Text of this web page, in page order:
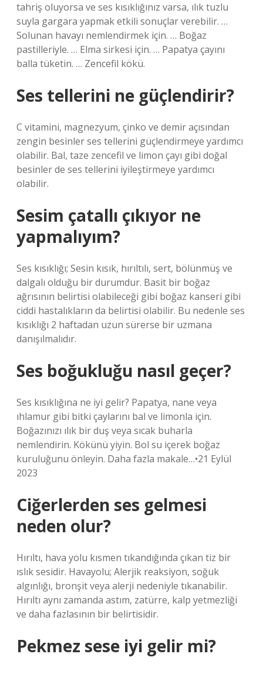
tahriş oluyorsa ve ses kısıklığınız varsa, ılık tuzlu
suyla gargara yapmak etkili sonuçlar verebilir. …
Solunan havayı nemlendirmek için. … Boğaz
pastilleriyle. … Elma sirkesi için. … Papatya çayını
balla tüketin. … Zencefil kökü.
Ses tellerini ne güçlendirir?
C vitamini, magnezyum, çinko ve demir açısından
zengin besinler ses tellerini güçlendirmeye yardımcı
olabilir. Bal, taze zencefil ve limon çayı gibi doğal
besinler de ses tellerini iyileştirmeye yardımcı
olabilir.
Sesim çatallı çıkıyor ne
yapmalıyım?
Ses kısıklığı; Sesin kısık, hırıltılı, sert, bölünmüş ve
dalgalı olduğu bir durumdur. Basit bir boğaz
ağrısının belirtisi olabileceği gibi boğaz kanseri gibi
ciddi hastalıkların da belirtisi olabilir. Bu nedenle ses
kısıklığı 2 haftadan uzun sürerse bir uzmana
danışılmalıdır.
Ses boğukluğu nasıl geçer?
Ses kısıklığına ne iyi gelir? Papatya, nane veya
ıhlamur gibi bitki çaylarını bal ve limonla için.
Boğazınızı ılık bir duş veya sıcak buharla
nemlendirin. Kökünü yiyin. Bol su içerek boğaz
kuruluğunu önleyin. Daha fazla makale…•21 Eylül
2023
Ciğerlerden ses gelmesi
neden olur?
Hırıltı, hava yolu kısmen tıkandığında çıkan tiz bir
ıslık sesidir. Havayolu; Alerjik reaksiyon, soğuk
algınlığı, bronşit veya alerji nedeniyle tıkanabilir.
Hırıltı aynı zamanda astım, zatürre, kalp yetmezliği
ve daha fazlasının bir belirtisidir.
Pekmez sese iyi gelir mi?